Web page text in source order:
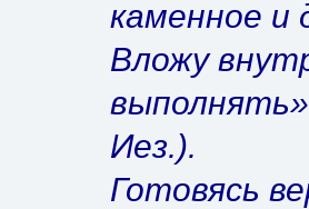
каменное и
Вложу
Иез.).
Готовясь